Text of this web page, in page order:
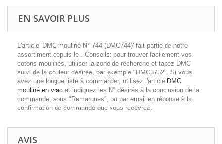
EN SAVOIR PLUS
L'article 'DMC mouliné N° 744 (DMC744)' fait partie de notre
assortiment depuis le . Conseils: pour trouver facilement vos
cotons moulinés, utiliser la zone de recherche et tapez DMC
suivi de la couleur désirée, par exemple "DMC3752". Si vous
avez une longue liste à commander, utilisez l'article DMC
mouliné en vrac et indiquez les N° désirés à la conclusion de la
commande, sous "Remarques", ou par email en réponse à la
confirmation de commande que vous recevrez.
AVIS